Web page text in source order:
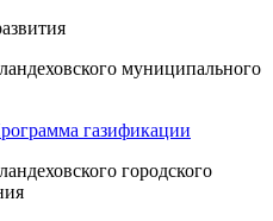
муниципального
газификации
городского